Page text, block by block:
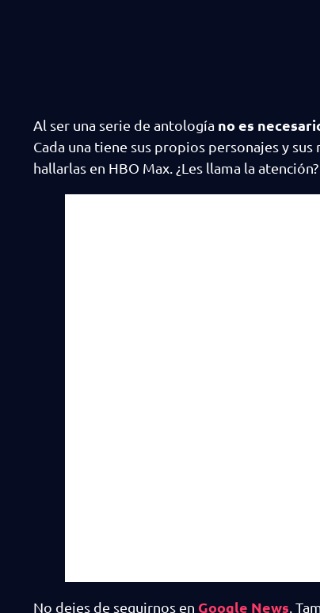
Al ser una serie de antología no es
Cada una tiene sus propios personajes y
hallarlas en HBO Max. ¿Les llama la atención?
No dejes de seguirnos en Google News .